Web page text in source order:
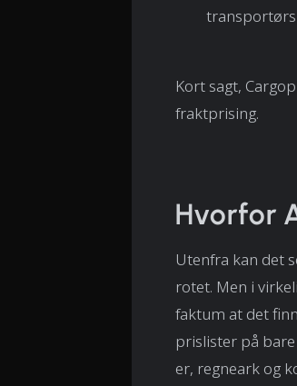
Kort sagt,
fraktprising.
Hvorfor
Utenfra kan det
rotet. Men i
faktum at det
prislister på
er, regneark og